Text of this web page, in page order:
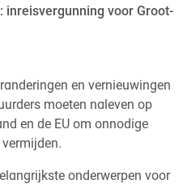
inreisvergunning voor Groot-
en vernieuwingen
moeten naleven op
en de EU om onnodige
onderwerpen voor